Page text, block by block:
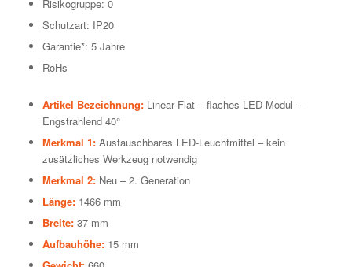
Risikogruppe: 0
Schutzart: IP20
Garantie*: 5 Jahre
RoHs
Artikel Bezeichnung: Linear Flat – flaches LED Modul –
Engstrahlend 40°
Merkmal 1: Austauschbares LED-Leuchtmittel – kein
zusätzliches Werkzeug notwendig
Merkmal 2: Neu – 2. Generation
Länge: 1466 mm
Breite: 37 mm
Aufbauhöhe: 15 mm